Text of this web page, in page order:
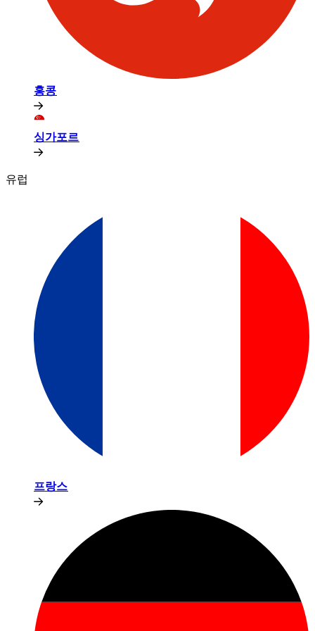
홍콩​​
싱가포르​​
유럽​​
프랑스​​